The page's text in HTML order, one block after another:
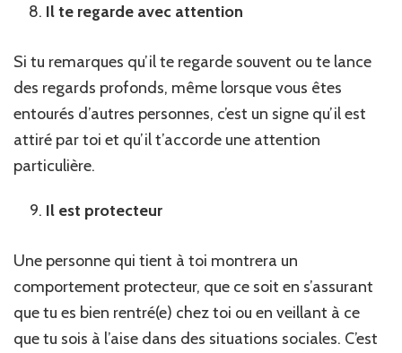
Il te regarde avec attention
Si tu remarques qu’il te regarde souvent ou te lance
des regards profonds, même lorsque vous êtes
entourés d’autres personnes, c’est un signe qu’il est
attiré par toi et qu’il t’accorde une attention
particulière.
Il est protecteur
Une personne qui tient à toi montrera un
comportement protecteur, que ce soit en s’assurant
que tu es bien rentré(e) chez toi ou en veillant à ce
que tu sois à l’aise dans des situations sociales. C’est